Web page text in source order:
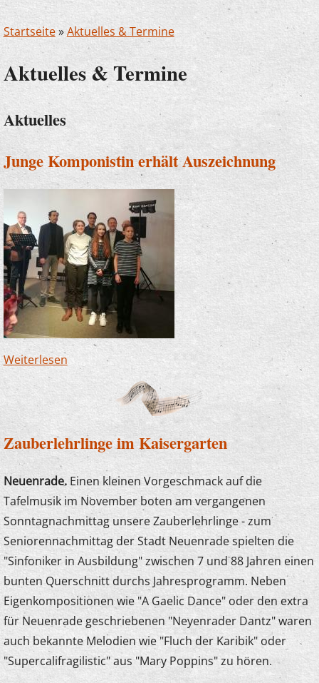
Startseite»Aktuelles & Termine
Aktuelles & Termine
Aktuelles
Junge Komponistin erhält Auszeichnung
Weiterlesen über Junge Komponistin erhält Auszeichnung
Zauberlehrlinge im Kaisergarten
Neuenrade.Einen kleinen Vorgeschmack auf die
Tafelmusik im November boten am vergangenen
Sonntagnachmittag unsere Zauberlehrlinge - zum
Seniorennachmittag der Stadt Neuenrade spielten die
"Sinfoniker in Ausbildung" zwischen 7 und 88 Jahren einen
bunten Querschnitt durchs Jahresprogramm. Neben
Eigenkompositionen wie "A Gaelic Dance" oder den extra
für Neuenrade geschriebenen "Neyenrader Dantz" waren
auch bekannte Melodien wie "Fluch der Karibik" oder
"Supercalifragilistic" aus "Mary Poppins" zu hören.